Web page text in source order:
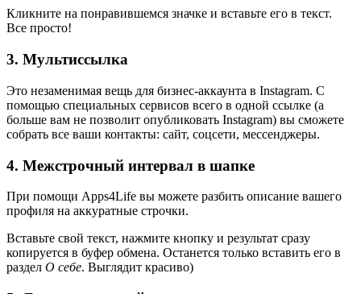
Кликните на понравившемся значке и вставьте его в текст.
Все просто!
3. Мультиссылка
Это незаменимая вещь для бизнес-аккаунта в Instagram. С
помощью специальных сервисов всего в одной ссылке (а
больше вам не позволит опубликовать Instagram) вы сможете
собрать все ваши контакты: сайт, соцсети, мессенджеры.
4. Межстрочный интервал в шапке
При помощи Apps4Life вы можете разбить описание вашего
профиля на аккуратные строчки.
Вставьте свой текст, нажмите кнопку и результат сразу
копируется в буфер обмена. Останется только вставить его в
раздел О себе. Выглядит красиво)